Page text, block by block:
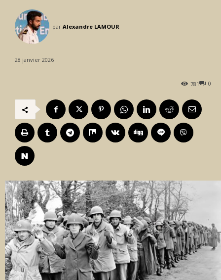
par Alexandre LAMOUR
28 janvier 2026
0
781